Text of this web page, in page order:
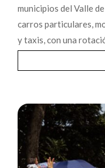
municipios del Valle
carros particulares,
y taxis, con una